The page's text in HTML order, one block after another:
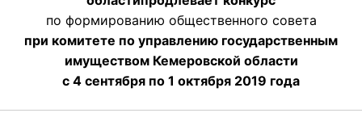
по формированию общественного совета
при комитете по управлению государственным
имуществом Кемеровской области
с 4 сентября по 1 октября 2019 года